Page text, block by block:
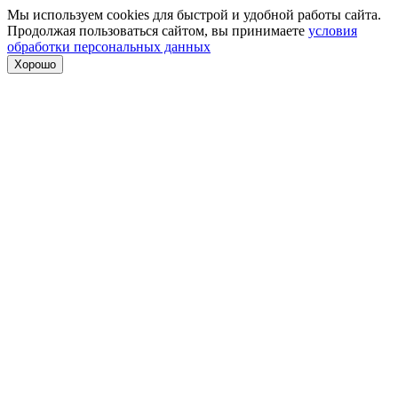
Мы используем cookies для быстрой и удобной работы сайта.
Продолжая пользоваться сайтом, вы принимаете условия
обработки персональных данных
Хорошо